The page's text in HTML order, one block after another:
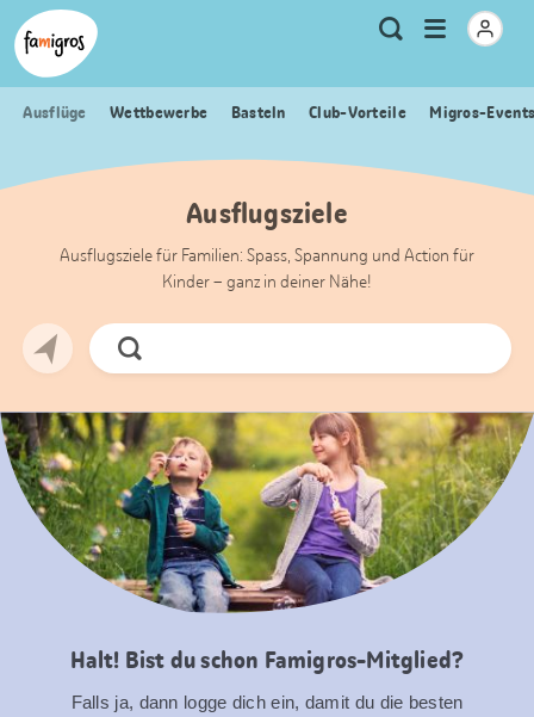
Sprungmarken
Navigation
Header
Logo
Meta
Navigation
Suche
Menu
öffnen
Ausflüge Wettbewerbe Basteln Club-Vorteile Migros-
Ausflugsziele
Ausflugsziele für Familien: Spass, Spannung und Action für
Kinder – ganz in deiner Nähe!
Jetzt
Suchen
Halt! Bist du schon Famigros-Mitglied?
Falls ja, dann logge dich ein, damit du die besten